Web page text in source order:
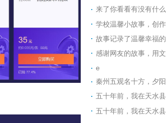
来了你看看有没有什么
e